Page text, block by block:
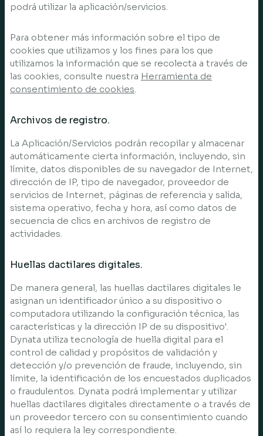
podrá utilizar la aplicación/servicios.
Para obtener más información sobre el tipo de
cookies que utilizamos y los fines para los que
utilizamos la información que se recolecta a través de
las cookies, consulte nuestra Herramienta de
consentimiento de cookies.
Archivos de registro.
La Aplicación/Servicios podrán recopilar y almacenar
automáticamente cierta información, incluyendo, sin
límite, datos disponibles de su navegador de Internet,
dirección de IP, tipo de navegador, proveedor de
servicios de Internet, páginas de referencia y salida,
sistema operativo, fecha y hora, así como datos de
secuencia de clics en archivos de registro de
actividades.
Huellas dactilares digitales.
De manera general, las huellas dactilares digitales le
asignan un identificador único a su dispositivo o
computadora utilizando la configuración técnica, las
características y la dirección IP de su dispositivo'.
Dynata utiliza tecnología de huella digital para el
control de calidad y propósitos de validación y
detección y/o prevención de fraude, incluyendo, sin
límite, la identificación de los encuestados duplicados
o fraudulentos. Dynata podrá implementar y utilizar
huellas dactilares digitales directamente o a través de
un proveedor tercero con su consentimiento cuando
así lo requiera la ley correspondiente.